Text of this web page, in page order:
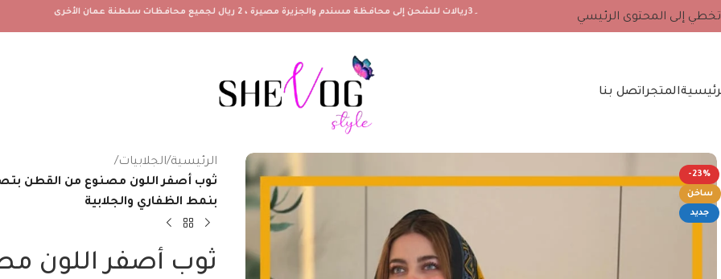
تخطي إلى المحتوى الرئيسي ۔3ريالات للشحن إلى محافظة مسندم والجزيرة مصيرة ، 2 ريال لجميع محافظات سلطنة عمان الأخرى
المتجراتصل بنا
-23%
ساخن
جديد
الرئيسية/الجلابيات/
ثوب أصفر اللون مصنوع من القطن
بنمط الظفاري والجلابية
ثوب أصفر اللون